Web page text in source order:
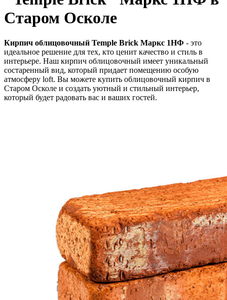
Старом Осколе
Кирпич облицовочный Temple Brick Маркс 1НФ - это
идеальное решение для тех, кто ценит качество и стиль в
интерьере. Наш кирпич облицовочный имеет уникальный
состаренный вид, который придает помещению особую
атмосферу loft. Вы можете купить облицовочный кирпич в
Старом Осколе и создать уютный и стильный интерьер,
который будет радовать вас и ваших гостей.